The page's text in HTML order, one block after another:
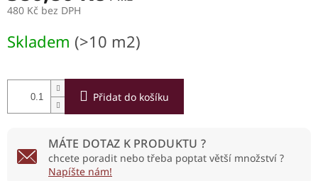
480 Kč bez DPH
cena:
Skladem (>10 m2)
Přidat do košíku
MÁTE DOTAZ K PRODUKTU ?
chcete poradit nebo třeba poptat větší množství ?
Napíšte nám!